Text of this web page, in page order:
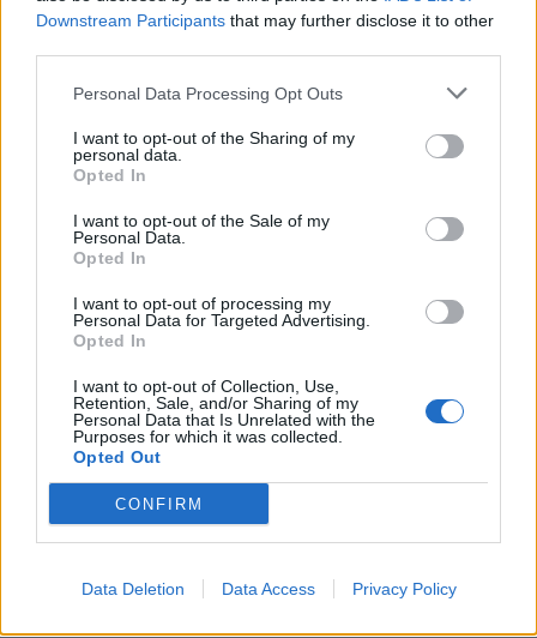
Downstream Participants that may further disclose it to other
Personal Data Processing Opt Outs
I want to opt-out of the Sharing of my
personal data.
Opted In
I want to opt-out of the Sale of my
Personal Data.
Opted In
I want to opt-out of processing my
Personal Data for Targeted Advertising.
Opted In
I want to opt-out of Collection, Use,
Retention, Sale, and/or Sharing of my
Personal Data that Is Unrelated with the
Purposes for which it was collected.
Opted Out
CONFIRM
Data Deletion Data Access Privacy Policy
Σχετικά Άρθρα